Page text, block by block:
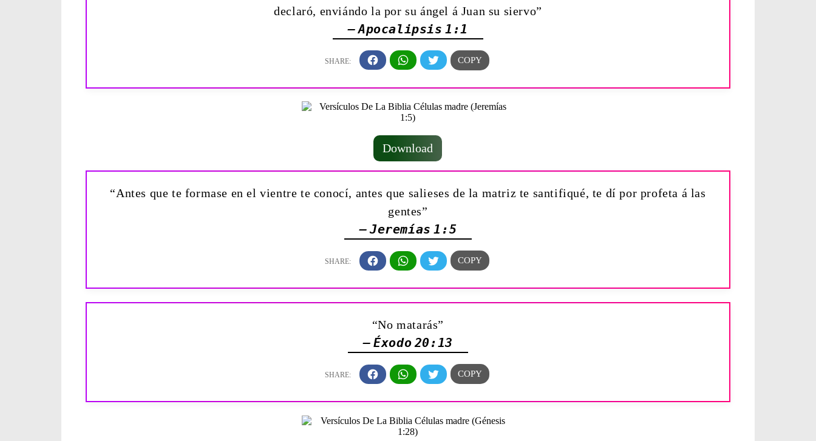
declaró, enviándo la por su ángel á Juan su siervo”
— Apocalipsis 1:1
Download
“Antes que te formase en el vientre te conocí, antes que salieses de la matriz te santifiqué, te dí por profeta á las
gentes”
— Jeremías 1:5
“No matarás”
— Éxodo 20:13